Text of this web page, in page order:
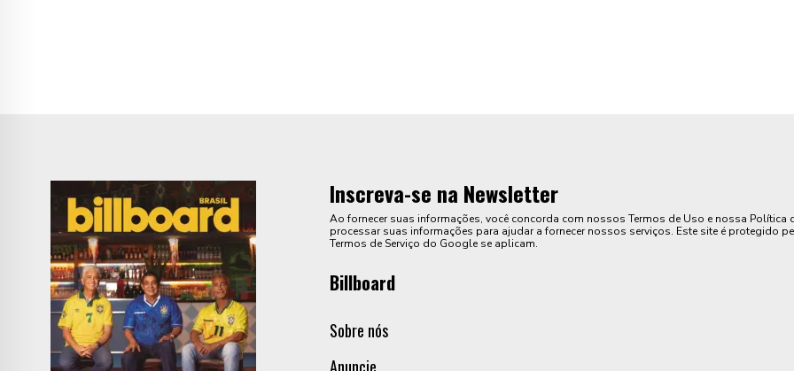
Inscreva-se na Newsletter
Ao fornecer suas informações, você concorda com nossos Termos de Uso e nossa
processar suas informações para ajudar a fornecer nossos serviços. Este site é protegido
Termos de Serviço do Google se aplicam.
Billboard
Sobre nós